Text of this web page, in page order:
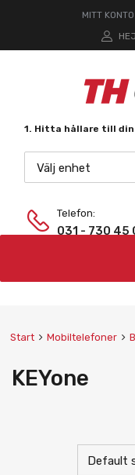
MITT KONTO
HEJ.
1. Hitta hållare till
Välj enhet
Telefon:
031 - 730 45
Start Mobiltelefoner
KEYone